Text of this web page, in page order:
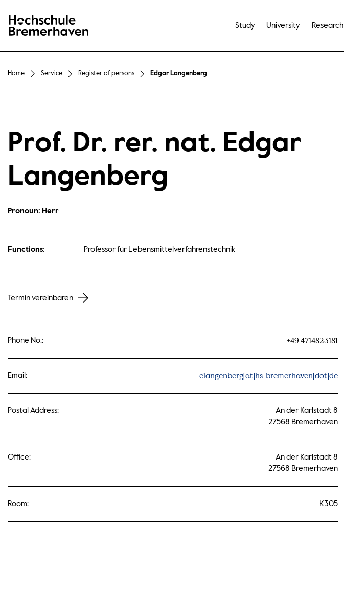
Hochschule Bremerhaven
Study University Research
Home Service Register of persons Edgar Langenberg
Prof. Dr. rer. nat. Edgar
Langenberg
Pronoun: Herr
Functions: Professor für Lebensmittelverfahrenstechnik
Termin vereinbaren
Phone No.: +49 4714823181
Email: elangenberg[at]hs-bremerhaven[dot]de
Postal Address:
An der Karlstadt 8
27568 Bremerhaven
Office:
An der Karlstadt 8
27568 Bremerhaven
Room: K305